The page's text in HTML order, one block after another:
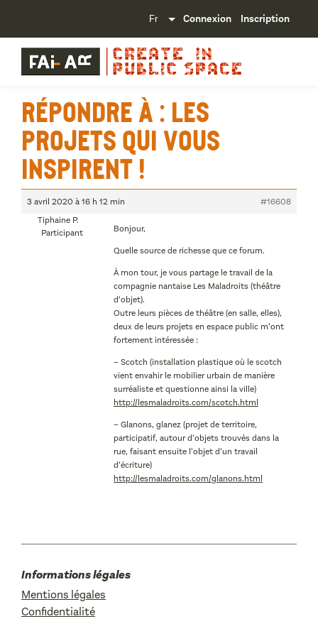
Connexion Inscription
Répondre à : Les
projets qui vous
inspirent !
3 avril 2020 à 16 h 12 min
#16608
Tiphaine P.
Participant
Bonjour,
Quelle source de richesse que ce forum.
À mon tour, je vous partage le travail de la
compagnie nantaise Les Maladroits (théâtre
d’objet).
Outre leurs pièces de théâtre (en salle, elles),
deux de leurs projets en espace public m’ont
fortement intéressée :
– Scotch (installation plastique où le scotch
vient envahir le mobilier urbain de manière
surréaliste et questionne ainsi la ville)
http://lesmaladroits.com/scotch.html
– Glanons, glanez (projet de territoire,
participatif, autour d’objets trouvés dans la
rue, faisant ensuite l’objet d’un travail
d’écriture)
http://lesmaladroits.com/glanons.html
Informations légales
Mentions légales
Confidentialité